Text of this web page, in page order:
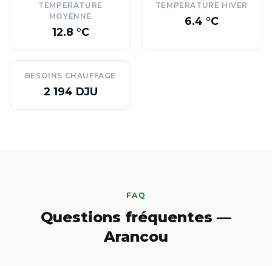
TEMPERATURE
MOYENNE
12.8 °C
TEMPERATURE HIVER
6.4 °C
BESOINS CHAUFFAGE
2 194 DJU
FAQ
Questions fréquentes —
Arancou